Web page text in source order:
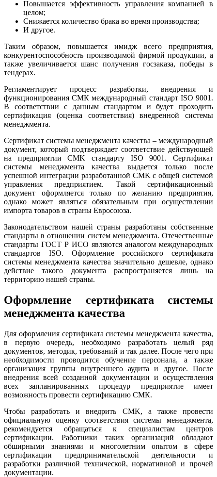
Повышается эффективность управления компанией в
целом;
Снижается количество брака во время производства;
И другое.
Таким образом, повышается имидж всего предприятия,
конкурентоспособность производимой фирмой продукции, а
также увеличивается шанс получения госзаказа, победы в
тендерах.
Регламентирует процесс разработки, внедрения и
функционирования СМК международный стандарт ISO 9001.
В соответствии с данным стандартом и будет проходить
сертификация (оценка соответствия) внедренной системы
менеджмента.
Сертификат системы менеджмента качества – международный
документ, который подтверждает соответствие действующей
на предприятии CMK стандарту ISO 9001. Сертификат
системы менеджмента качества выдается только после
успешной интеграции разработанной СMK с общей системой
управления предприятием. Такой сертификационный
документ оформляется только по желанию предприятия,
однако может являться обязательным при осуществлении
импорта товаров в страны Евросоюза.
Законодательством нашей страны разработаны собственные
стандарты в отношении систем менеджмента. Отечественные
стандарты ГОСТ Р ИСО являются аналогом международных
стандартов ISO. Оформление российского сертификата
системы менеджмента качества значительно дешевле, однако
действие такого документа распространяется лишь на
территорию нашей страны.
Оформление сертификата cистемы
менеджмента качества
Для оформления сертификата системы менеджмента качества,
в первую очередь, необходимо разработать целый ряд
документов, методик, требований и так далее. После чего при
необходимости проводится обучение персонала, а также
организация группы внутреннего аудита и другое. После
внедрения всей созданной документации и осуществления
всех запланированных процедур предприятие имеет
возможность провести сертификацию СМК.
Чтобы разработать и внедрить CMK, а также провести
официальную оценку соответствия системы менеджмента,
рекомендуется обращаться к специалистам центров
сертификации. Работники таких организаций обладают
обширными знаниями и многолетним опытом в сфере
сертификации предпринимательской деятельности и
разработки различной технической, нормативной и прочей
документации.